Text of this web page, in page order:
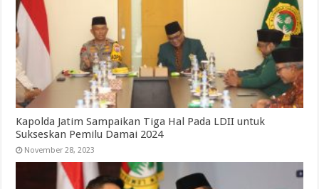
Kapolda Jatim Sampaikan Tiga Hal Pada LDII untuk
Sukseskan Pemilu Damai 2024
November 28, 2023